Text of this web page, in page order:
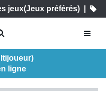
jeux(Jeux préférés)|
ligne